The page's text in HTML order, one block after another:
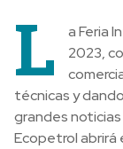
L
a Feria
2023,
técnicas y
grandes
Ecopetrol abrirá